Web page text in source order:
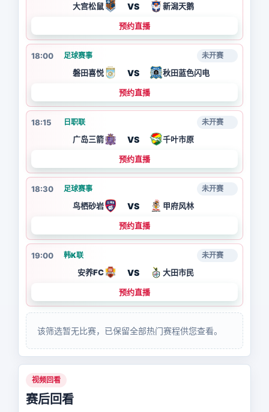
大宫松鼠 VS 新潟天鹅
预约直播
18:00 足球赛事
磐田喜悦 VS 秋田蓝色闪电
未开赛
预约直播
18:15 日职联
广岛三箭 VS 千叶市原
未开赛
预约直播
18:30 足球赛事
鸟栖砂岩 VS 甲府风林
未开赛
预约直播
19:00 韩K联
安养FC VS 大田市民
未开赛
预约直播
该筛选暂无比赛，已保留全部热门赛程供您查看。
视频回看
赛后回看